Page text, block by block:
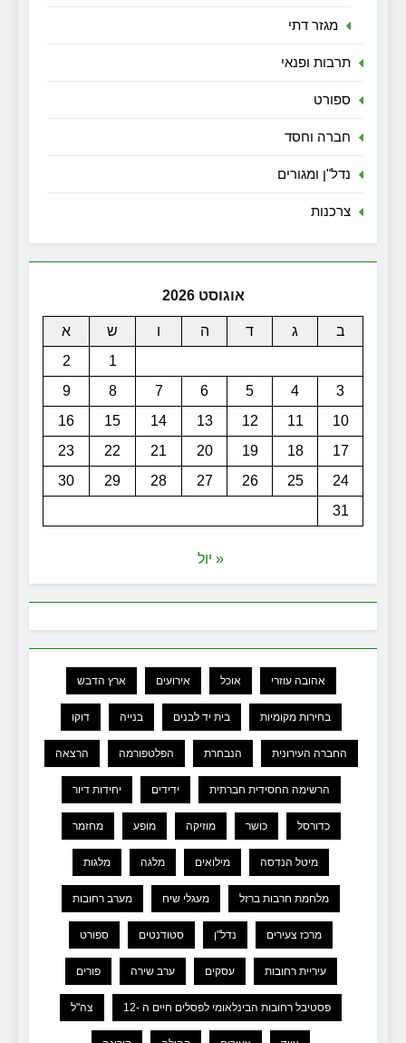
מגזר דתי
תרבות ופנאי
ספורט
חברה וחסד
נדל"ן ומגורים
צרכנות
אוגוסט 2026
ב ג ד ה ו ש
א
1
2
3
4
5
6
7
8
9
10
11
12
13
14
15
16
17
18
19
20
21
22
23
24
25
26
27
28
29
30
31
« יול
אהובה עוזרי אוכל אירועים ארץ הדבש
בחירות מקומיות בית יד לבנים בנייה דוקו
החברה העירונית הנבחרת הפלטפורמה הרצאה
הרשימה החסידית חברתית ידידים יחידות דיור
כדורסל כושר מוזיקה מופע מחזמר
מיטל הנדסה מילואים מלגה מלגות
מלחמת חרבות ברזל מעגלי שיח מערב רחובות
מרכז צעירים נדל"ן סטודנטים ספורט
עיריית רחובות עסקים ערב שירה פורים
פסטיבל רחובות הבינלאומי לפסלים חיים ה -12 צה"ל